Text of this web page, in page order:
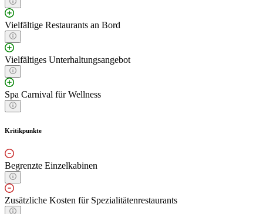
Vielfältige Restaurants an Bord
Vielfältiges Unterhaltungsangebot
Spa Carnival für Wellness
Kritikpunkte
Begrenzte Einzelkabinen
Zusätzliche Kosten für Spezialitätenrestaurants